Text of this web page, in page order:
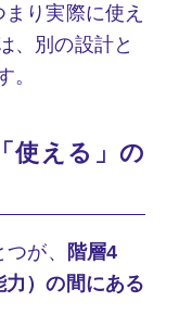
り実際に使え
、別の設計と
。
使える」の
が、
階層4
力）の間にある